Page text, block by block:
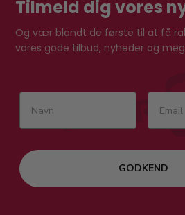
Tilmeld dig vores
Og vær blandt de første til at få
vores gode tilbud, nyheder og
GODKEND